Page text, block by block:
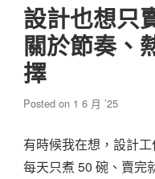
設計也想只
關於節奏、
擇
Posted on 1 6 月 ’25
有時候我在想，設計
每天只煮 50 碗、賣完